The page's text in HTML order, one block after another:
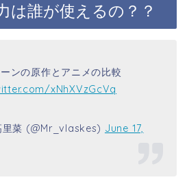
は誰が使えるの？？
ンの原作とアニメの比較
xNhXVzGcVq
菜 (@Mr_vIaskes) June 17,